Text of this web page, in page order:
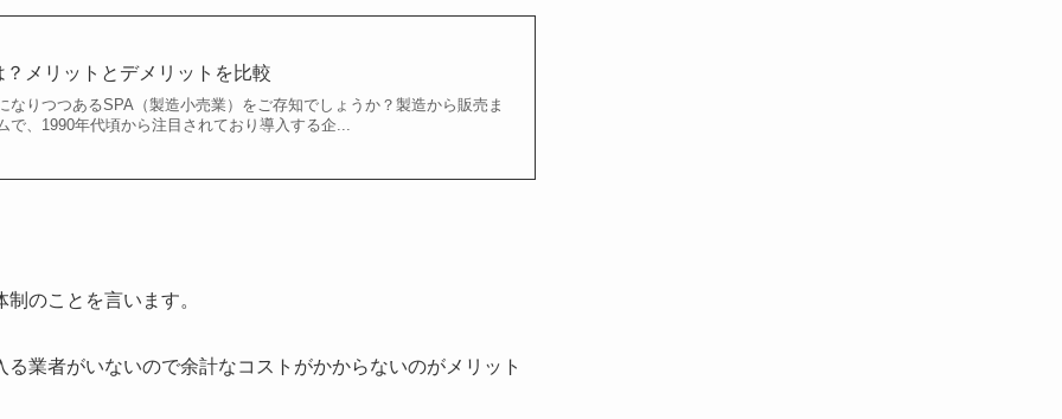
メリットとデメリットを比較
なりつつあるSPA（製造小売業）をご存知でしょうか？製造から販売ま
で、1990年代頃から注目されており導入する企...
のことを言います。
業者がいないので余計なコストがかからないのがメリット